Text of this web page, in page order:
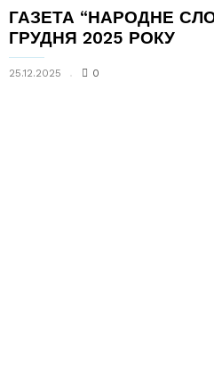
ГАЗЕТА “НАРОДНЕ
ГРУДНЯ 2025 РОКУ
25.12.2025 0